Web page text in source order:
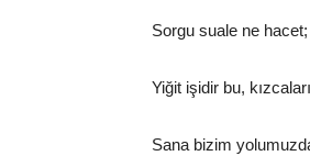
Sorgu suale ne
Yiğit işidir bu,
Sana bizim